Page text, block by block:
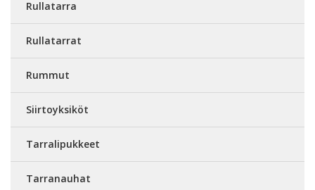
Rullatarra
Rullatarrat
Rummut
Siirtoyksiköt
Tarralipukkeet
Tarranauhat